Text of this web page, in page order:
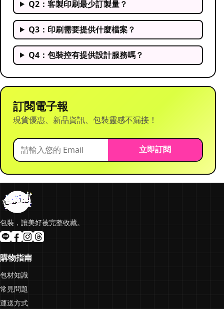
Q2：客製印刷最少訂製量？
Q3：印刷需要提供什麼檔案？
Q4：包裝控有提供設計服務嗎？
訂閱電子報
現貨優惠、新品資訊、包裝靈感不漏接！
立即訂閱
包裝，讓美好被完整收藏。
購物指南
包材知識
常見問題
運送方式